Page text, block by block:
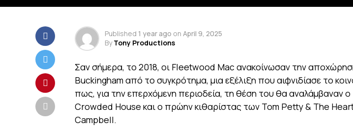
Published 1 year ago on April 9, 2025
By Tony Productions
Σαν σήμερα, το 2018, οι Fleetwood Mac ανακοίνωσαν την
Buckingham από το συγκρότημα, μια εξέλιξη που αιφνιδίασε το
πως, για την επερχόμενη περιοδεία, τη θέση του θα αναλάμβαναν
Crowded House και ο πρώην κιθαρίστας των Tom Petty & The
Campbell.